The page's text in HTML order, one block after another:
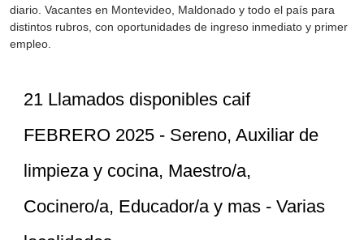
diario. Vacantes en Montevideo, Maldonado y todo el país para
distintos rubros, con oportunidades de ingreso inmediato y primer
empleo.
21 Llamados disponibles caif
FEBRERO 2025 - Sereno, Auxiliar de
limpieza y cocina, Maestro/a,
Cocinero/a, Educador/a y mas - Varias